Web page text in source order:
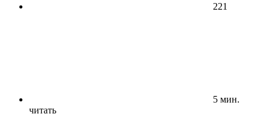
221
5 мин.
читать